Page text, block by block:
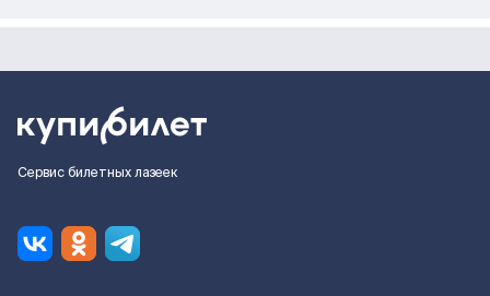
Сервис билетных лазеек